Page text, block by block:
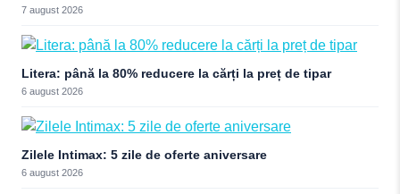
7 august 2026
Litera: până la 80% reducere la cărți la preț de tipar
6 august 2026
Zilele Intimax: 5 zile de oferte aniversare
6 august 2026